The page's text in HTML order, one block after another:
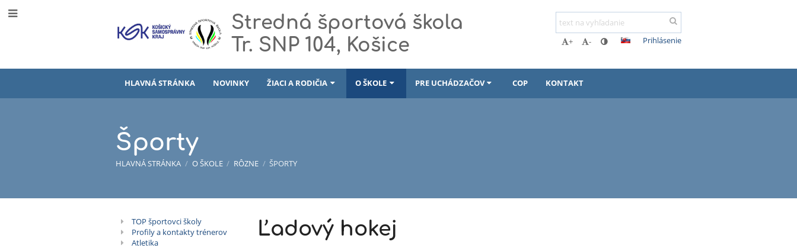
Stredná športová škola
Tr. SNP 104, Košice
+ - Prihlásenie
HLAVNÁ STRÁNKA NOVINKY ŽIACI A RODIČIA O ŠKOLE PRE UCHÁDZAČOV COP KONTAKT
Športy
HLAVNÁ STRÁNKA / O ŠKOLE / RÔZNE / ŠPORTY
Športy
TOP športovci školy
Profily a kontakty trénerov
Atletika
Ľadový hokej